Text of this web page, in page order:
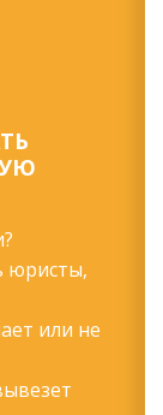
юристы,
или не